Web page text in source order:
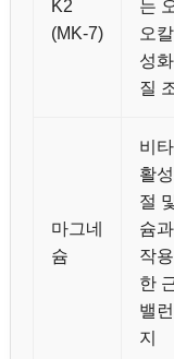
K2
(MK-7)
는
오
성
질
마그네
슘
비
활
절
슘
작
한
밸
지